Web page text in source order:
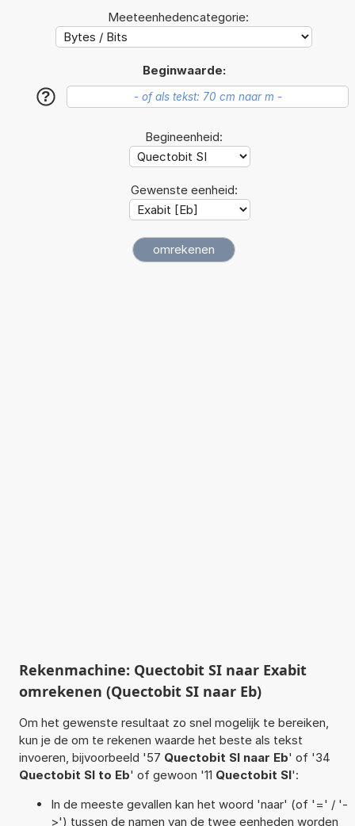
Meeteenhedencategorie:
Beginwaarde:
?
Begineenheid:
Gewenste eenheid:
Rekenmachine: Quectobit SI naar Exabit
omrekenen (Quectobit SI naar Eb)
Om het gewenste resultaat zo snel mogelijk te bereiken,
kun je de om te rekenen waarde het beste als tekst
invoeren, bijvoorbeeld '57 Quectobit SI naar Eb' of '34
Quectobit SI to Eb' of gewoon '11 Quectobit SI':
In de meeste gevallen kan het woord 'naar' (of '=' / '-
>') tussen de namen van de twee eenheden worden